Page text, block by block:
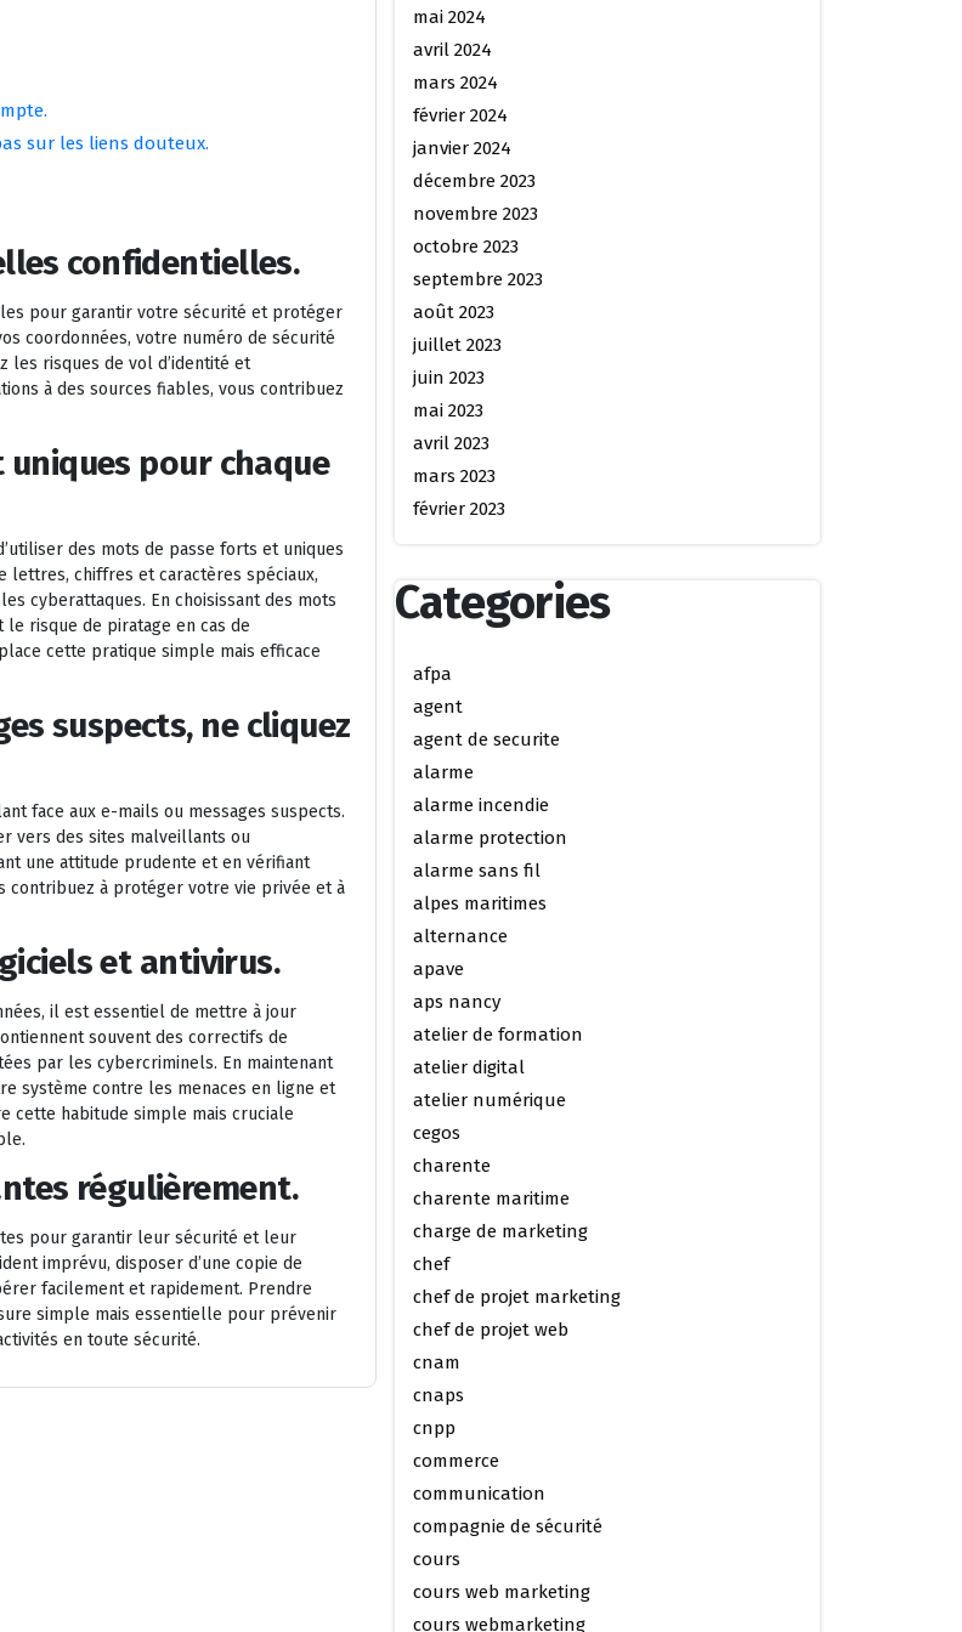
sur les liens douteux.
confidentielles.
pour garantir votre sécurité et protéger
coordonnées, votre numéro de sécurité
les risques de vol d’identité et
à des sources fiables, vous contribuez
pour chaque
des mots de passe forts et uniques
lettres, chiffres et caractères spéciaux,
cyberattaques. En choisissant des mots
risque de piratage en cas de
cette pratique simple mais efficace
suspects, ne cliquez
face aux e-mails ou messages suspects.
vers des sites malveillants ou
une attitude prudente et en vérifiant
contribuez à protéger votre vie privée et à
et antivirus.
il est essentiel de mettre à jour
souvent des correctifs de
par les cybercriminels. En maintenant
système contre les menaces en ligne et
cette habitude simple mais cruciale
régulièrement.
pour garantir leur sécurité et leur
imprévu, disposer d’une copie de
facilement et rapidement. Prendre
simple mais essentielle pour prévenir
en toute sécurité.
mai 2024
avril 2024
mars 2024
février 2024
janvier 2024
décembre 2023
novembre 2023
octobre 2023
septembre 2023
août 2023
juillet 2023
juin 2023
mai 2023
avril 2023
mars 2023
février 2023
Categories
afpa
agent
agent de securite
alarme
alarme incendie
alarme protection
alarme sans fil
alpes maritimes
alternance
apave
aps nancy
atelier de formation
atelier digital
atelier numérique
cegos
charente
charente maritime
charge de marketing
chef
chef de projet marketing
chef de projet web
cnam
cnaps
cnpp
commerce
communication
compagnie de sécurité
cours
cours web marketing
cours webmarketing